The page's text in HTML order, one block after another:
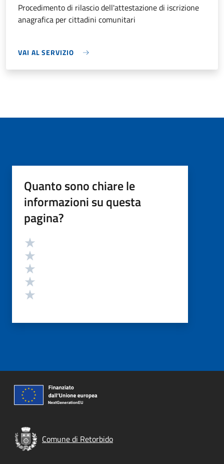
Procedimento di rilascio dell'attestazione di iscrizione
anagrafica per cittadini comunitari
VAI AL SERVIZIO
Quanto sono chiare le
informazioni su questa
pagina?
Valutazione
Comune di Retorbido